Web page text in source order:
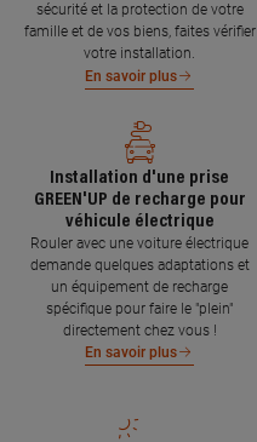
sécurité et la protection de votre
famille et de vos biens, faites vérifier
votre installation.
En savoir plus
Installation d'une prise
GREEN'UP de recharge pour
véhicule électrique
Rouler avec une voiture électrique
demande quelques adaptations et
un équipement de recharge
spécifique pour faire le "plein"
directement chez vous !
En savoir plus